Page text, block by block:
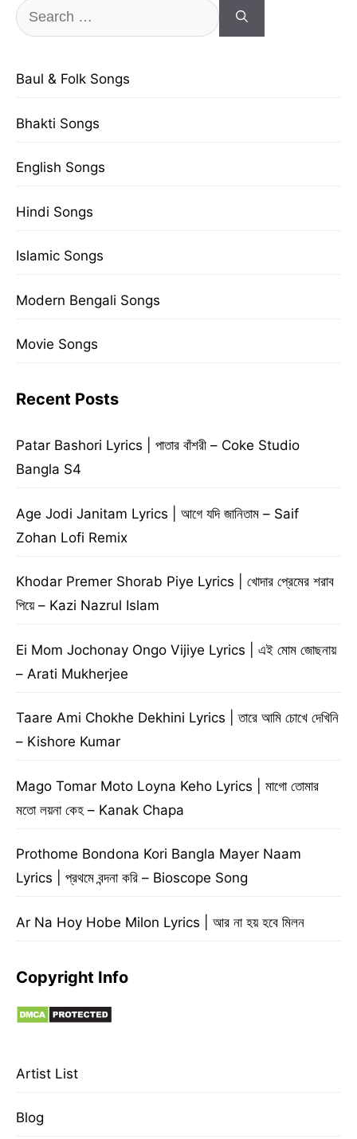
Search
for:
Baul & Folk Songs
Bhakti Songs
English Songs
Hindi Songs
Islamic Songs
Modern Bengali Songs
Movie Songs
Recent Posts
Patar Bashori Lyrics | পাতার বাঁশরী – Coke Studio
Bangla S4
Age Jodi Janitam Lyrics | আগে যদি জানিতাম – Saif
Zohan Lofi Remix
Khodar Premer Shorab Piye Lyrics | খোদার প্রেমের শরাব
পিয়ে – Kazi Nazrul Islam
Ei Mom Jochonay Ongo Vijiye Lyrics | এই মোম জোছনায়
– Arati Mukherjee
Taare Ami Chokhe Dekhini Lyrics | তারে আমি চোখে দেখিনি
– Kishore Kumar
Mago Tomar Moto Loyna Keho Lyrics | মাগো তোমার
মতো লয়না কেহ – Kanak Chapa
Prothome Bondona Kori Bangla Mayer Naam
Lyrics | প্রথমে বন্দনা করি – Bioscope Song
Ar Na Hoy Hobe Milon Lyrics | আর না হয় হবে মিলন
Copyright Info
Artist List
Blog